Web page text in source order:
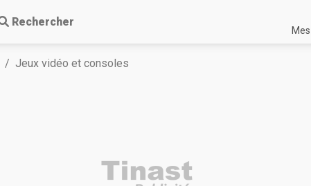
Rechercher
Jeux vidéo et consoles